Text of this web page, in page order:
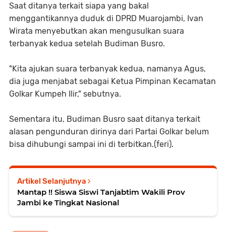
Saat ditanya terkait siapa yang bakal
menggantikannya duduk di DPRD Muarojambi, Ivan
Wirata menyebutkan akan mengusulkan suara
terbanyak kedua setelah Budiman Busro.
"Kita ajukan suara terbanyak kedua, namanya Agus,
dia juga menjabat sebagai Ketua Pimpinan Kecamatan
Golkar Kumpeh Ilir," sebutnya.
Sementara itu, Budiman Busro saat ditanya terkait
alasan pengunduran dirinya dari Partai Golkar belum
bisa dihubungi sampai ini di terbitkan.(feri).
Artikel Selanjutnya
Mantap !! Siswa Siswi Tanjabtim Wakili Prov
Jambi ke Tingkat Nasional